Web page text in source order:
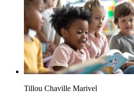
Tillou Chaville Marivel